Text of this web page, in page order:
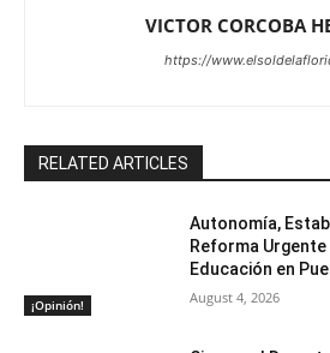
VICTOR CORCOBA
https://
RELATED ARTICLES
¡Opinión!
Autonomía,
Reforma
Educación en
August 4, 2026